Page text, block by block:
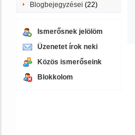
Blogbejegyzései (22)
Ismerősnek jelölöm
Üzenetet írok neki
Közös ismerőseink
Blokkolom